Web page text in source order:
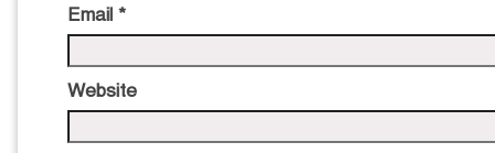
Email *
Website